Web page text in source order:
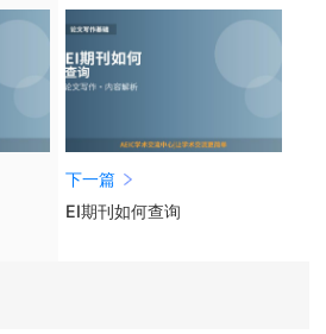
下一篇
EI期刊如何查询